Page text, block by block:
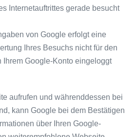
Internetauftrittes gerade besucht
von Google erfolgt eine
Ihres Besuchs nicht für den
Ihrem Google-Konto eingeloggt
aufrufen und währenddessen bei
kann Google bei dem Bestätigen
über Ihren Google-